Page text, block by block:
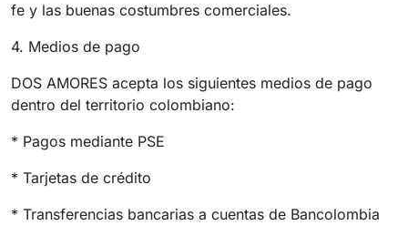
fe y las buenas costumbres comerciales.
4. Medios de pago
DOS AMORES acepta los siguientes medios de pago
dentro del territorio colombiano:
* Pagos mediante PSE
* Tarjetas de crédito
* Transferencias bancarias a cuentas de Bancolombia